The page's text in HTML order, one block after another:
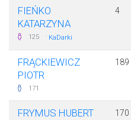
FIEŃKO
KATARZYNA
125 · KaDarki
4
FRĄCKIEWICZ
PIOTR
171
189
FRYMUS HUBERT 170